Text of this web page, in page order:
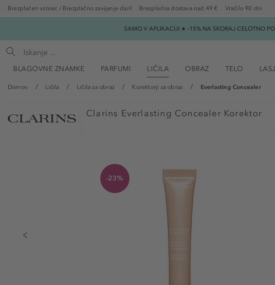
Brezplačen vzorec / Brezplačno zavijanje daril Brezplačna dostava nad 49 € Vračilo 90 dni
SAMO V APLIKACIJI ★ -15% NA SKORAJ CELOTNO
BLAGOVNE ZNAMKE PARFUMI LIČILA OBRAZ TELO
Domov Ličila Ličila za obraz Korektorji za obraz Everlasting Concealer
Clarins Everlasting Concealer Korektor
-23%